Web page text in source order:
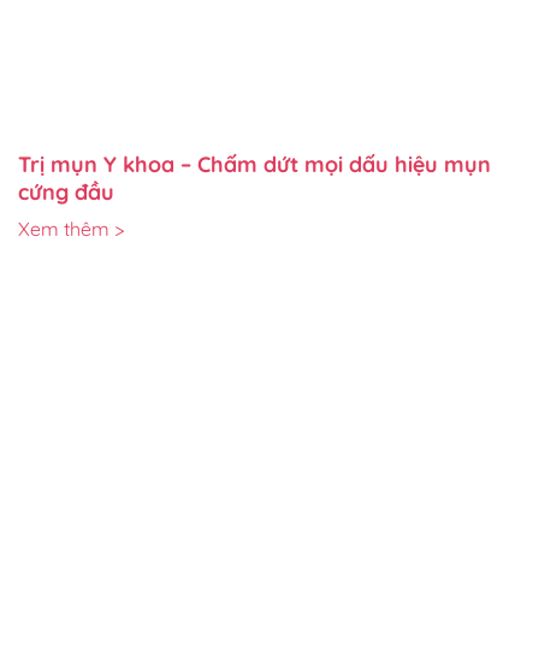
Trị mụn Y khoa – Chấm dứt mọi dấu hiệu mụn
cứng đầu
Xem thêm >